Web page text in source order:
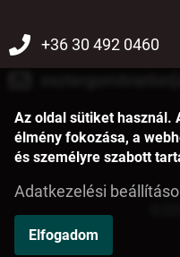
+36 30 492 0460
Az oldal sütiket használ.
élmény fokozása, a
és személyre szabott
Adatkezelési
Elfogadom